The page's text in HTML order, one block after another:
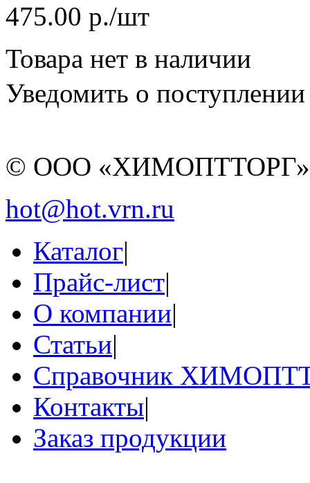
475.00 р./шт
Товара нет в наличии
Уведомить о поступлении
© ООО
hot@hot.vrn.ru
Каталог|
Прайс-лист|
О компании|
Статьи|
Справочник
Контакты|
Заказ продукции